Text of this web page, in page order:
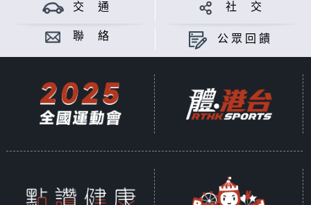
交 通 社 交
聯 絡 公眾回饋